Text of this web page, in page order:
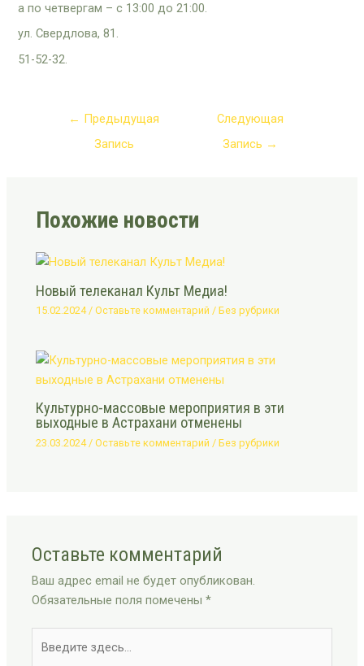
а по четвергам – с 13:00 до 21:00.
ул. Свердлова, 81.
51-52-32.
← Предыдущая
Запись
Следующая
Запись →
Похожие новости
Новый телеканал Культ Медиа!
15.02.2024/Оставьте комментарий /Без рубрики
Культурно-массовые мероприятия в эти
выходные в Астрахани отменены
23.03.2024 /Оставьте комментарий /Без рубрики
Оставьте комментарий
Ваш адрес email не будет опубликован.
Обязательные поля помечены*
здесь...